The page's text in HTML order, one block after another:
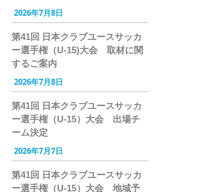
2026年7月8日
第41回 日本クラブユースサッカ
ー選手権（U-15)大会 取材に関
するご案内
2026年7月8日
第41回 日本クラブユースサッカ
ー選手権（U-15）大会 出場チ
ーム決定
2026年7月7日
第41回 日本クラブユースサッカ
ー選手権（U-15）大会 地域予